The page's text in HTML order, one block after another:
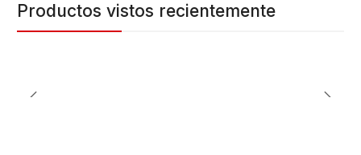
Productos vistos recientemente